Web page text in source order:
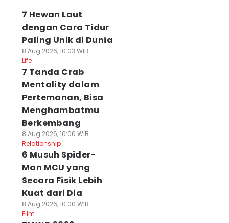
7 Hewan Laut
dengan Cara Tidur
Paling Unik di Dunia
8 Aug 2026, 10:03 WIB
Life
7 Tanda Crab
Mentality dalam
Pertemanan, Bisa
Menghambatmu
Berkembang
8 Aug 2026, 10:00 WIB
Relationship
6 Musuh Spider-
Man MCU yang
Secara Fisik Lebih
Kuat dari Dia
8 Aug 2026, 10:00 WIB
Film